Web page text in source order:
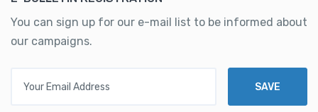
You can sign up for our e-mail list to be informed about
our campaigns.
SAVE